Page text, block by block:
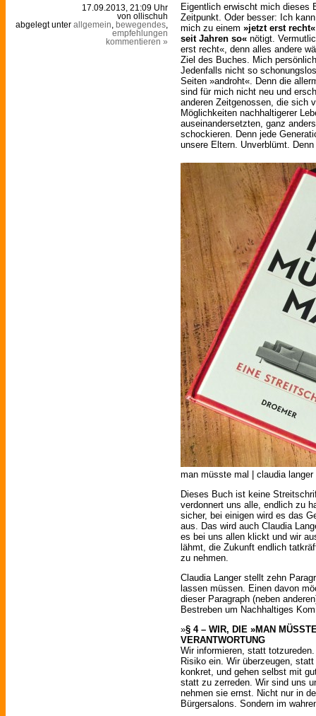
17.09.2013, 21:09 Uhr
von ollischuh
abgelegt unter allgemein bewegendes
empfehlungen
kommentieren »
Eigentlich erwischt mich dieses
Zeitpunkt. Oder besser: Ich
mich zu einem »jetzt erst recht«
seit Jahren so« nötigt.
erst recht«, denn alles andere
Ziel des Buches. Mich
Jedenfalls nicht so
Seiten »androht«. Denn die
sind für mich nicht neu und
anderen Zeitgenossen, die sich
Möglichkeiten nachhaltigerer
auseinandersetzten, ganz
schockieren. Denn jede
unsere Eltern. Unverblümt.
man müsste mal | claudia
Dieses Buch ist keine
verdonnert uns alle, endlich zu
sicher, bei einigen wird es das
aus. Das wird auch Claudia
es bei uns allen klickt und wir
lähmt, die Zukunft endlich
zu nehmen.
Claudia Langer stellt zehn
lassen müssen. Einen davon
dieser Paragraph (neben
Bestreben um Nachhaltiges
»§ 4 – WIR, DIE »MAN
VERANTWORTUNG
Wir informieren, statt
Risiko ein. Wir überzeugen,
konkret, und gehen selbst mit
statt zu zerreden. Wir sind uns
nehmen sie ernst. Nicht nur in
Bürgersalons. Sondern im